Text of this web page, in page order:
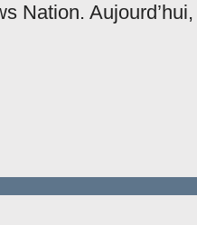
Nation. Aujourd’hui,